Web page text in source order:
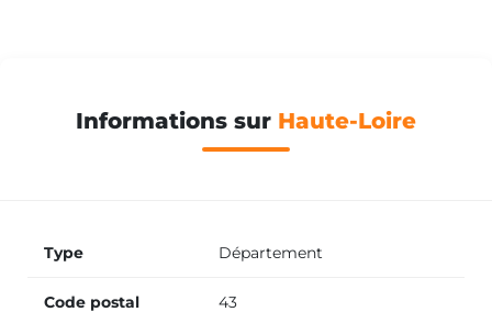
Informations sur Haute-Loire
Type Département
Code postal 43